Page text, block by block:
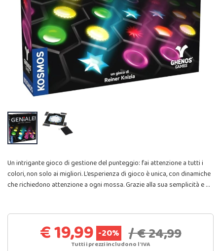
Un intrigante gioco di gestione del punteggio: fai attenzione a tutti i
colori, non solo ai migliori. L’esperienza di gioco è unica, con dinamiche
che richiedono attenzione a ogni mossa. Grazie alla sua semplicità e …
€ 19,99 -20% / € 24,99
Tutti i prezzi includono l'IVA